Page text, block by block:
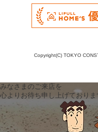
Copyright(C) TOKYO
みなさまのご来店を
心よりお待ち申し上げておりま